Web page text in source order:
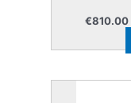
€810.00